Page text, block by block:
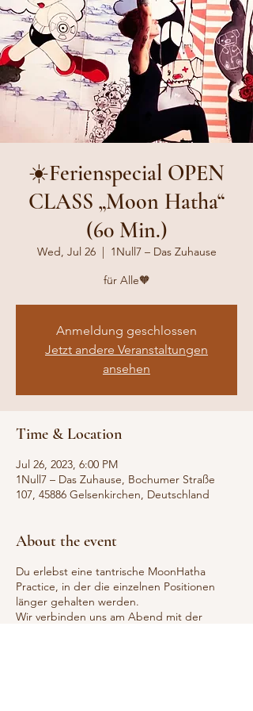
☀️Ferienspecial OPEN
CLASS „Moon Hatha“
(60 Min.)
Wed, Jul 26
  |
1Null7 – Das Zuhause
für Alle🧡
Anmeldung geschlossen
Jetzt andere Veranstaltungen
ansehen
Time & Location
Jul 26, 2023, 6:00 PM
1Null7 – Das Zuhause, Bochumer Straße
107, 45886 Gelsenkirchen, Deutschland
About the event
Du erlebst eine tantrische MoonHatha
Practice, in der die einzelnen Positionen
länger gehalten werden.
Wir verbinden uns am Abend mit der